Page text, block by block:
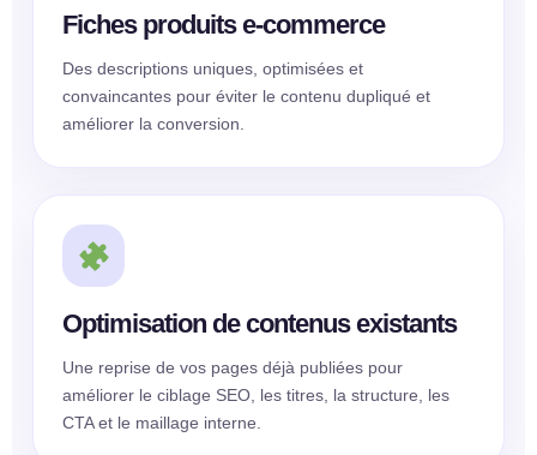
Fiches produits e-commerce
Des descriptions uniques, optimisées et
convaincantes pour éviter le contenu dupliqué et
améliorer la conversion.
Optimisation de contenus existants
Une reprise de vos pages déjà publiées pour
améliorer le ciblage SEO, les titres, la structure, les
CTA et le maillage interne.